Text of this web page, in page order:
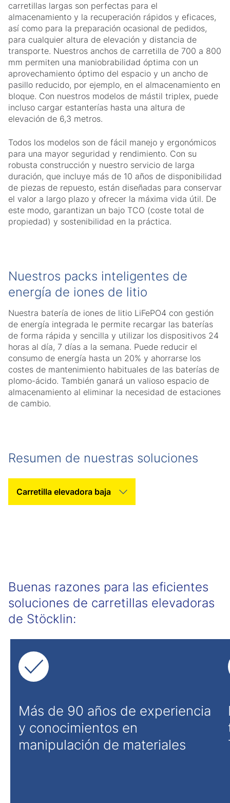
carretillas largas son perfectas para el
almacenamiento y la recuperación rápidos y eficaces,
así como para la preparación ocasional de pedidos,
para cualquier altura de elevación y distancia de
transporte. Nuestros anchos de carretilla de 700 a 800
mm permiten una maniobrabilidad óptima con un
aprovechamiento óptimo del espacio y un ancho de
pasillo reducido, por ejemplo, en el almacenamiento en
bloque. Con nuestros modelos de mástil triplex, puede
incluso cargar estanterías hasta una altura de
elevación de 6,3 metros.
Todos los modelos son de fácil manejo y ergonómicos
para una mayor seguridad y rendimiento. Con su
robusta construcción y nuestro servicio de larga
duración, que incluye más de 10 años de disponibilidad
de piezas de repuesto, están diseñadas para conservar
el valor a largo plazo y ofrecer la máxima vida útil. De
este modo, garantizan un bajo TCO (coste total de
propiedad) y sostenibilidad en la práctica.
Nuestros packs inteligentes de
energía de iones de litio
Nuestra batería de iones de litio LiFePO4 con gestión
de energía integrada le permite recargar las baterías
de forma rápida y sencilla y utilizar los dispositivos 24
horas al día, 7 días a la semana. Puede reducir el
consumo de energía hasta un 20% y ahorrarse los
costes de mantenimiento habituales de las baterías de
plomo-ácido. También ganará un valioso espacio de
almacenamiento al eliminar la necesidad de estaciones
de cambio.
Resumen de nuestras soluciones
Buenas razones para las eficientes
soluciones de carretillas elevadoras
de Stöcklin:
Más de 90 años de experiencia
y conocimientos en
manipulación de materiales